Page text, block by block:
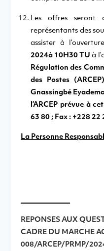
Les offres seront
représentants des
assister à
2024à 10H30 TU à
Régulation des
des Postes
Gnassingbé
l’ARCEP prévue à
63 80 ; Fax : +228 22
La Personne
REPONSES AUX
CADRE DU MARCHE
008/ARCEP/PRMP/